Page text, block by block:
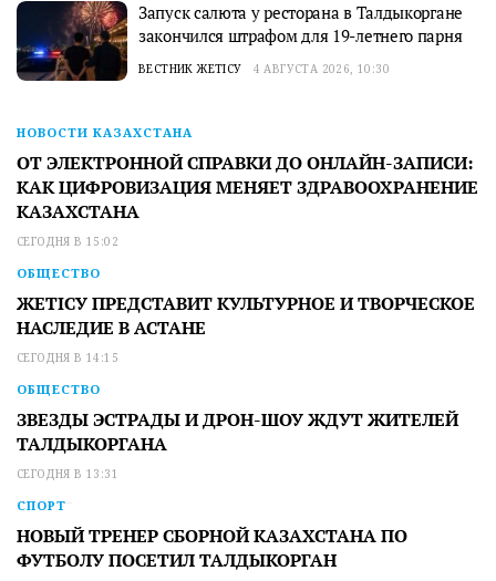
Запуск салюта у ресторана в Талдыкоргане
закончился штрафом для 19-летнего парня
ВЕСТНИК ЖЕТІСУ 4 АВГУСТА 2026, 10:30
НОВОСТИ КАЗАХСТАНА
ОТ ЭЛЕКТРОННОЙ СПРАВКИ ДО ОНЛАЙН-ЗАПИСИ:
КАК ЦИФРОВИЗАЦИЯ МЕНЯЕТ ЗДРАВООХРАНЕНИЕ
КАЗАХСТАНА
СЕГОДНЯ В 15:02
ОБЩЕСТВО
ЖЕТІСУ ПРЕДСТАВИТ КУЛЬТУРНОЕ И ТВОРЧЕСКОЕ
НАСЛЕДИЕ В АСТАНЕ
СЕГОДНЯ В 14:15
ОБЩЕСТВО
ЗВЕЗДЫ ЭСТРАДЫ И ДРОН-ШОУ ЖДУТ ЖИТЕЛЕЙ
ТАЛДЫКОРГАНА
СЕГОДНЯ В 13:31
СПОРТ
НОВЫЙ ТРЕНЕР СБОРНОЙ КАЗАХСТАНА ПО
ФУТБОЛУ ПОСЕТИЛ ТАЛДЫКОРГАН